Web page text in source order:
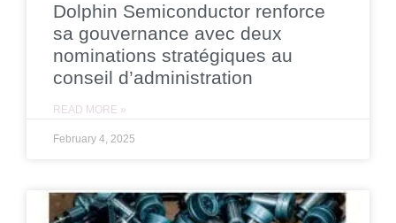
Dolphin Semiconductor renforce
sa gouvernance avec deux
nominations stratégiques au
conseil d’administration
READ MORE »
February 4, 2025